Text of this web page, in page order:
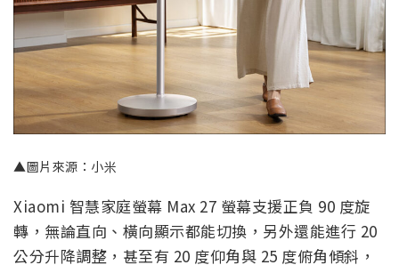
▲圖片來源：小米
Xiaomi 智慧家庭螢幕 Max 27 螢幕支援正負 90 度旋
轉，無論直向、橫向顯示都能切換，另外還能進行 20
公分升降調整，甚至有 20 度仰角與 25 度俯角傾斜，